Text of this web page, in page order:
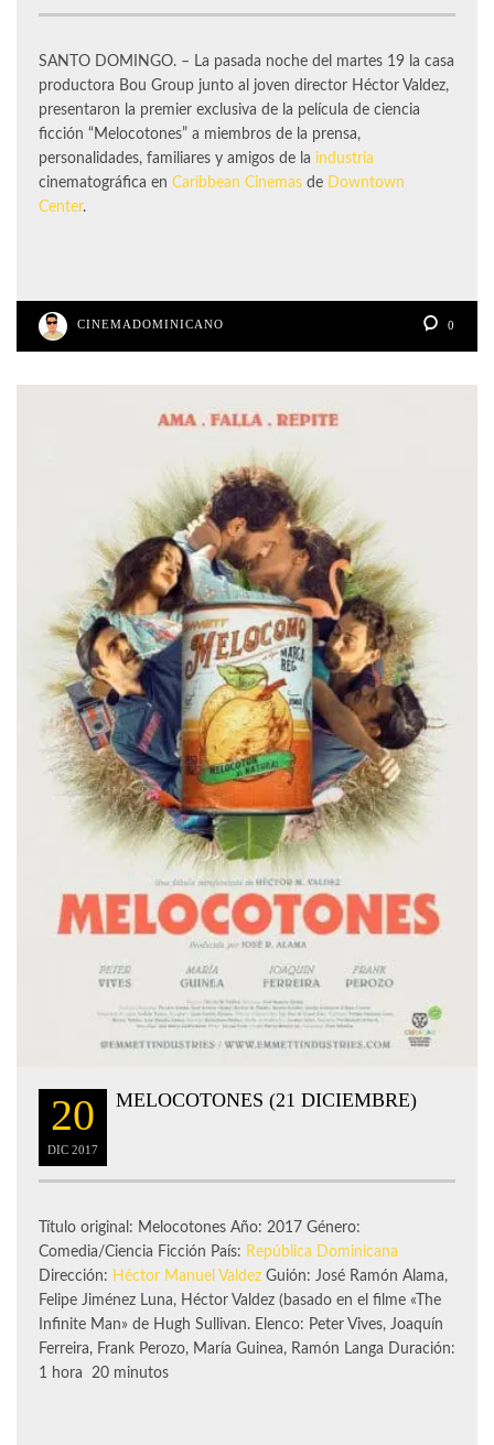
SANTO DOMINGO. – La pasada noche del martes 19 la casa
productora Bou Group junto al joven director Héctor Valdez,
presentaron la premier exclusiva de la película de ciencia
ficción “Melocotones” a miembros de la prensa,
personalidades, familiares y amigos de la industria
cinematográfica en Caribbean Cinemas de
Downtown
Center.
CINEMADOMINICANO 0
20
DIC 2017
MELOCOTONES (21 DICIEMBRE)
Título original: Melocotones Año: 2017 Género:
Comedia/Ciencia Ficción País: República Dominicana
Dirección: Héctor Manuel Valdez Guión: José Ramón Alama,
Felipe Jiménez Luna, Héctor Valdez (basado en el filme «The
Infinite Man» de Hugh Sullivan. Elenco: Peter Vives, Joaquín
Ferreira, Frank Perozo, María Guinea, Ramón Langa Duración:
1 hora 20 minutos